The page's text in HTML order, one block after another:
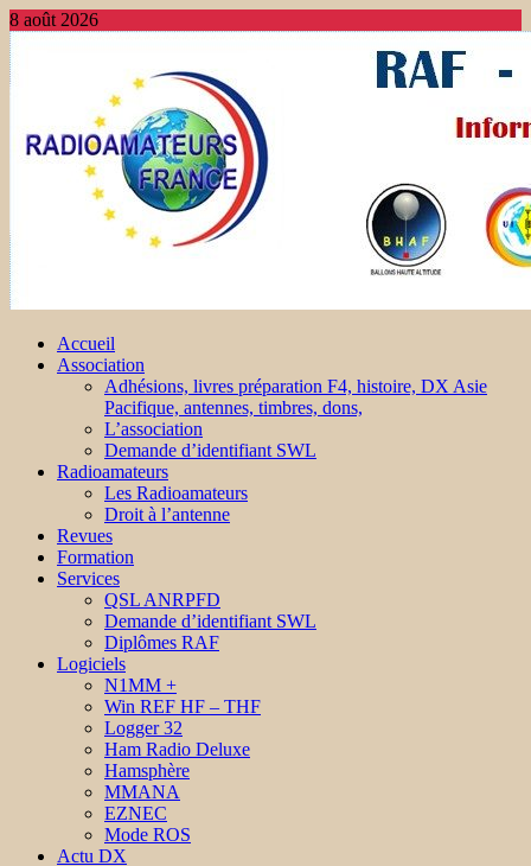
8 août 2026
Accueil
Association
Adhésions, livres préparation F4, histoire, DX Asie
Pacifique, antennes, timbres, dons,
L’association
Demande d’identifiant SWL
Radioamateurs
Les Radioamateurs
Droit à l’antenne
Revues
Formation
Services
QSL ANRPFD
Demande d’identifiant SWL
Diplômes RAF
Logiciels
N1MM +
Win REF HF – THF
Logger 32
Ham Radio Deluxe
Hamsphère
MMANA
EZNEC
Mode ROS
Actu DX